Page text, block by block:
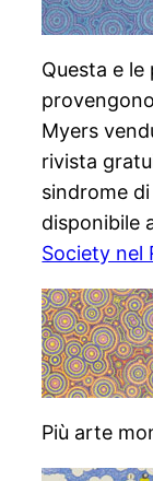
Questa e
Myers
rivista
sindrome
disponibile
Society nel
Più arte